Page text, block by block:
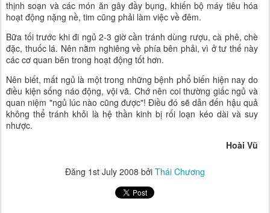
thịnh soạn và các món ăn gây đầy bụng, khiến bộ máy tiêu hóa
hoạt động nặng nề, tim cũng phải làm việc về đêm.
Bữa tối trước khi đi ngủ 2-3 giờ cần tránh dùng rượu, cà phê, chè
đặc, thuốc lá. Nên nằm nghiêng về phía bên phải, vì ở tư thế này
các cơ quan bên trong hoạt động tốt hơn.
Nên biết, mất ngủ là một trong những bệnh phổ biến hiện nay do
điều kiện sống náo động, vội vã. Chớ nên coi thường giấc ngủ và
quan niệm "ngủ lúc nào cũng được"! Điều đó sẽ dẫn đến hậu quả
không thể tránh khỏi là hệ thần kinh bị rối loạn kéo dài và suy
nhược.
Hoài Vũ
Đăng 1st July 2008 bởi Thái Chương